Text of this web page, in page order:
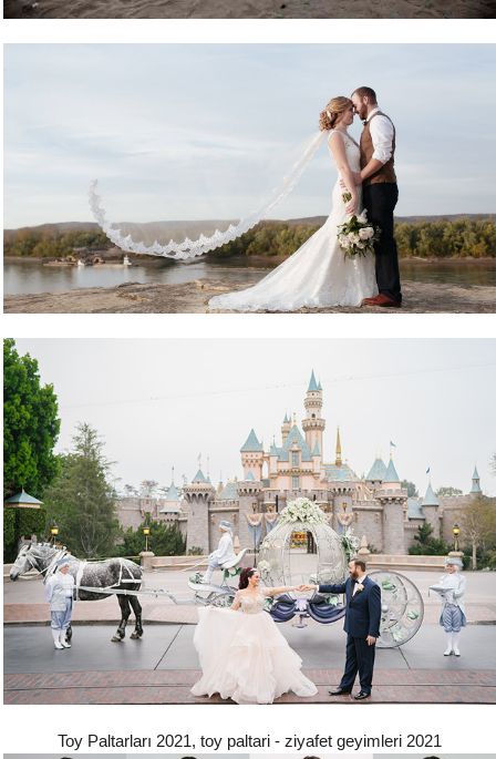
Toy Paltarları 2021, toy paltari - ziyafet geyimleri 2021